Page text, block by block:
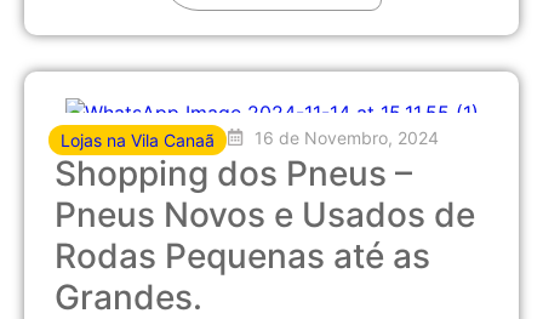
Lojas na Vila Canaã 16 de Novembro, 2024
Shopping dos Pneus –
Pneus Novos e Usados de
Rodas Pequenas até as
Grandes.